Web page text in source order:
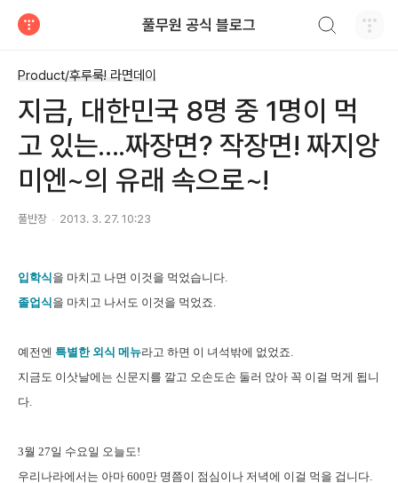
풀무원 공식 블로그
Product/후루룩! 라면데이
지금, 대한민국 8명 중 1명이 먹
고 있는....짜장면? 작장면! 짜지앙
미엔~의 유래 속으로~!
풀반장 2013. 3. 27. 10:23
입학식을 마치고 나면 이것을 먹었습니다.
졸업식을 마치고 나서도 이것을 먹었죠.
예전엔 특별한 외식 메뉴라고 하면 이 녀석밖에 없었죠.
지금도 이삿날에는 신문지를 깔고 오손도손 둘러 앉아 꼭 이걸 먹게 됩니
다.
3월 27일 수요일 오늘도!
우리나라에서는 아마 600만 명쯤이 점심이나 저녁에 이걸 먹을 겁니다.